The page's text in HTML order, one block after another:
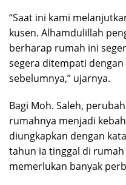
“Saat ini kami
kusen. Alhamdulillah
berharap rumah ini
segera ditempati
sebelumnya,” ujarnya.
Bagi Moh. Saleh,
rumahnya menjadi
diungkapkan dengan
tahun ia tinggal di
memerlukan banyak